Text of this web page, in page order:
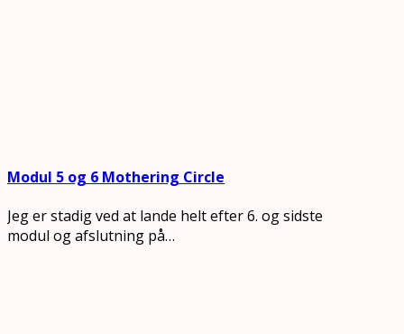
Modul 5 og 6 Mothering Circle
Jeg er stadig ved at lande helt efter 6. og sidste
modul og afslutning på…